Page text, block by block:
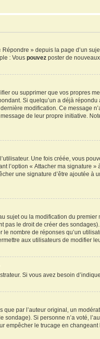
» depuis la page d’un
: Vouspouvez poster de
ou supprimer que vos propres
Si quelqu’un a déjà répondu
modification. Ce message
de leur propre initiative.
Une fois créée, vous
l’option « Attacher ma signature
une signature d’être ajoutée à
sujet ou la modification du
pas le droit de créer des
nombre de réponses qu’un
aux utilisateurs de modifier
Si vous avez besoin
par l’auteur original, un
Si personne n’a voté,
empêcher le trucage en